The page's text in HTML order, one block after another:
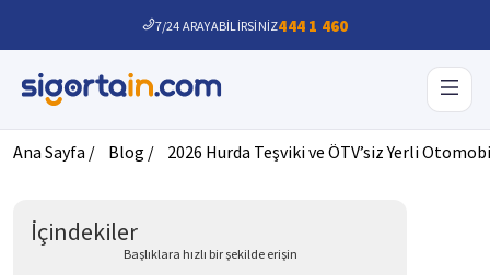
7/24 ARAYABİLİRSİNİZ444 1 460
Ana Sayfa / Blog / 2026 Hurda Teşviki ve ÖTV’siz Yerli
İçindekiler
Başlıklara hızlı bir şekilde erişin